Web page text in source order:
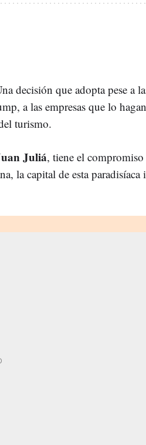
decisión que adopta pese a
a las empresas que lo
turismo.
Juliá, tiene el compromiso
la capital de esta paradisíaca